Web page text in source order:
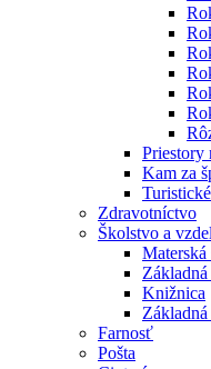
Priestory
Kam za
Zdravotníctvo
Školstvo a
Materská
Základná
Knižnica
Farnosť
Pošta